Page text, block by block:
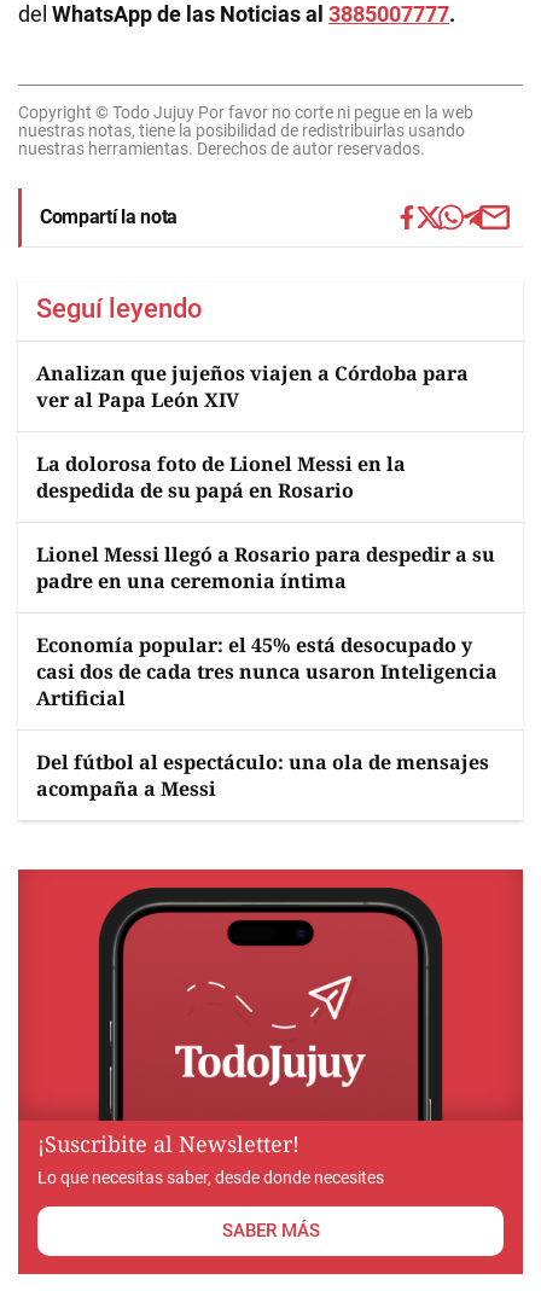
del WhatsApp de las Noticias al 3885007777.
Copyright © Todo Jujuy Por favor no corte ni pegue en la web
nuestras notas, tiene la posibilidad de redistribuirlas usando
nuestras herramientas. Derechos de autor reservados.
Compartí la nota
Seguí leyendo
Analizan que jujeños viajen a Córdoba para
ver al Papa León XIV
La dolorosa foto de Lionel Messi en la
despedida de su papá en Rosario
Lionel Messi llegó a Rosario para despedir a su
padre en una ceremonia íntima
Economía popular: el 45% está desocupado y
casi dos de cada tres nunca usaron Inteligencia
Artificial
Del fútbol al espectáculo: una ola de mensajes
acompaña a Messi
¡Suscribite al Newsletter!
Lo que necesitas saber, desde donde necesites
SABER MÁS